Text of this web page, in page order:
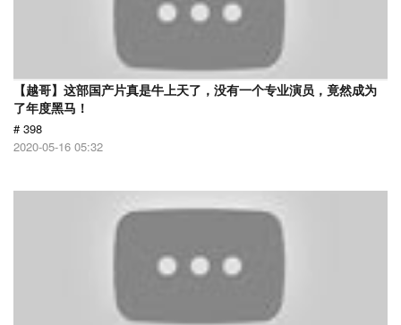
【越哥】这部国产片真是牛上天了，没有一个专业演员，竟然成为
了年度黑马！
# 398
2020-05-16 05:32